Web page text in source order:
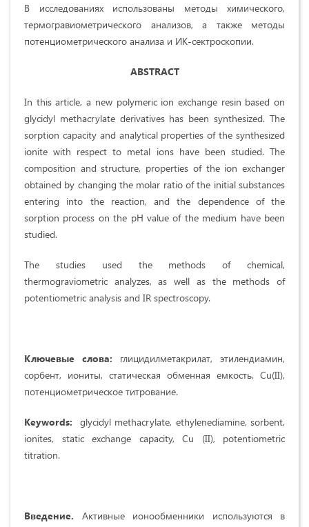
В исследованиях использованы методы химического,
термогравиометрического анализов, а также методы
потенциометрического анализа и ИК-сектроскопии.
ABSTRACT
In this article, a new polymeric ion exchange resin based on
glycidyl methacrylate derivatives has been synthesized. The
sorption capacity and analytical properties of the synthesized
ionite with respect to metal ions have been studied. The
composition and structure, properties of the ion exchanger
obtained by changing the molar ratio of the initial substances
entering into the reaction, and the dependence of the
sorption process on the pH value of the medium have been
studied.
The studies used the methods of chemical,
thermograviometric analyzes, as well as the methods of
potentiometric analysis and IR spectroscopy.
Ключевые слова: глицидилметакрилат, этилендиамин,
сорбент, иониты, статическая обменная емкость, Cu(II),
потенциометрическое титрование.
Keywords: glycidyl methacrylate, ethylenediamine, sorbent,
ionites, static exchange capacity, Cu (II), potentiometric
titration.
Введение. Активные ионообменники используются в